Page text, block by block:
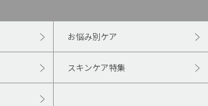
お悩み別ケア
スキンケア特集